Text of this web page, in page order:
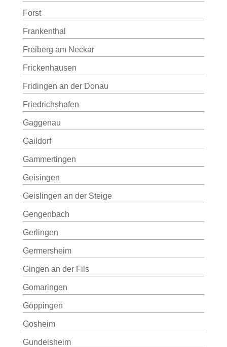
Forst
Frankenthal
Freiberg am Neckar
Frickenhausen
Fridingen an der Donau
Friedrichshafen
Gaggenau
Gaildorf
Gammertingen
Geisingen
Geislingen an der Steige
Gengenbach
Gerlingen
Germersheim
Gingen an der Fils
Gomaringen
Göppingen
Gosheim
Gundelsheim